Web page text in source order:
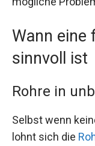
Wann eine
sinnvoll ist
Rohre in
Selbst wenn
lohnt sich die